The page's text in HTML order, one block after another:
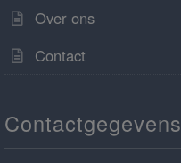
Over ons
Contact
Contactgegevens